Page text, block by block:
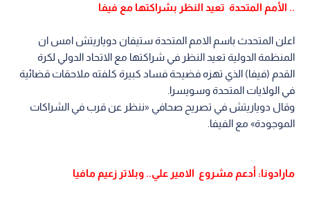
.. الأمم المتحدة تعيد النظر بشراكتها مع فيفا
اعلن المتحدث باسم الامم المتحدة ستيفان دوياريتش امس ان
المنظمة الدولية تعيد النظر في شراكتها مع الاتحاد الدولي لكرة
القدم (فيفا) الذي تهزه فضيحة فساد كبيرة كلفته ملاحقات قضائية
في الولايات المتحدة وسويسرا.
وقال دوياريتش في تصريح صحافي «ننظر عن قرب في الشراكات
الموجودة» مع الفيفا.
مارادونا: أدعم مشروع الامير علي.. وبلاتر زعيم مافيا